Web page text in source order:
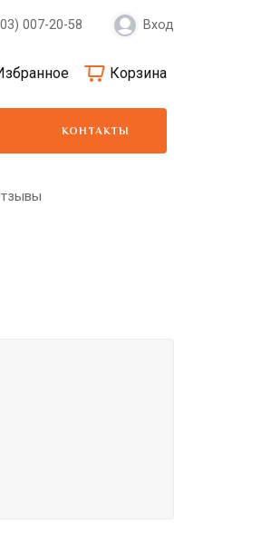
007-20-58 Вход
Корзина
КОНТАКТЫ